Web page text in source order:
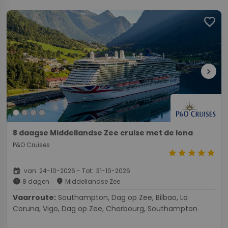
favorite
chevron_right
8 daagse Middellandse Zee cruise met de Iona
P&O Cruises
starstarstarstarstar
event van: 24-10-2026 - Tot: 31-10-2026
schedule 8 dagen place Middellandse Zee
Vaarroute:
Coruna, Vigo, Dag op Zee, Cherbourg, Southampton